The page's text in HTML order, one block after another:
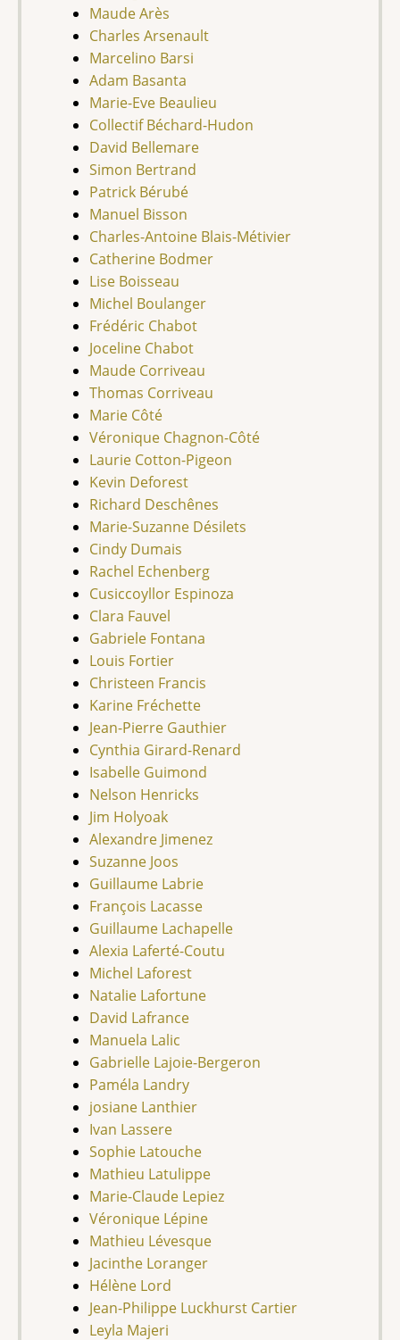
Maude Arès
Charles Arsenault
Marcelino Barsi
Adam Basanta
Marie-Eve Beaulieu
Collectif Béchard-Hudon
David Bellemare
Simon Bertrand
Patrick Bérubé
Manuel Bisson
Charles-Antoine Blais-Métivier
Catherine Bodmer
Lise Boisseau
Michel Boulanger
Frédéric Chabot
Joceline Chabot
Maude Corriveau
Thomas Corriveau
Marie Côté
Véronique Chagnon-Côté
Laurie Cotton-Pigeon
Kevin Deforest
Richard Deschênes
Marie-Suzanne Désilets
Cindy Dumais
Rachel Echenberg
Cusiccoyllor Espinoza
Clara Fauvel
Gabriele Fontana
Louis Fortier
Christeen Francis
Karine Fréchette
Jean-Pierre Gauthier
Cynthia Girard-Renard
Isabelle Guimond
Nelson Henricks
Jim Holyoak
Alexandre Jimenez
Suzanne Joos
Guillaume Labrie
François Lacasse
Guillaume Lachapelle
Alexia Laferté-Coutu
Michel Laforest
Natalie Lafortune
David Lafrance
Manuela Lalic
Gabrielle Lajoie-Bergeron
Paméla Landry
josiane Lanthier
Ivan Lassere
Sophie Latouche
Mathieu Latulippe
Marie-Claude Lepiez
Véronique Lépine
Mathieu Lévesque
Jacinthe Loranger
Hélène Lord
Jean-Philippe Luckhurst Cartier
Leyla Majeri